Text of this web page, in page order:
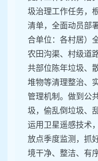
圾治理工作任务，
清单，全面动员部
合单位：各村居）
农田沟渠、村级道
共部位陈年垃圾、
堆物等清理整治、
管理机制。做到公
圾，偷乱倒垃圾、
运用卫星遥感技术
放点季度监测，抓
境干净、整洁、有